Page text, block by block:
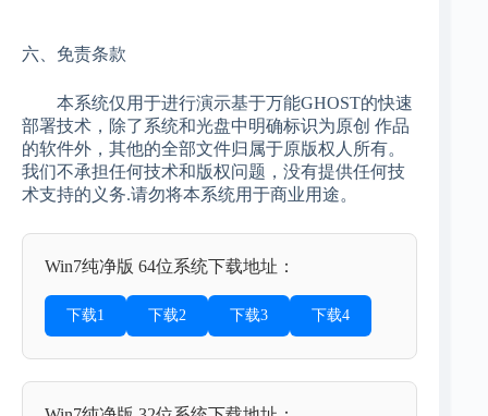
六、免责条款
本系统仅用于进行演示基于万能GHOST的快速
部署技术，除了系统和光盘中明确标识为原创 作品
的软件外，其他的全部文件归属于原版权人所有。
我们不承担任何技术和版权问题，没有提供任何技
术支持的义务.请勿将本系统用于商业用途。
Win7纯净版 64位系统下载地址：
下载1 下载2 下载3 下载4